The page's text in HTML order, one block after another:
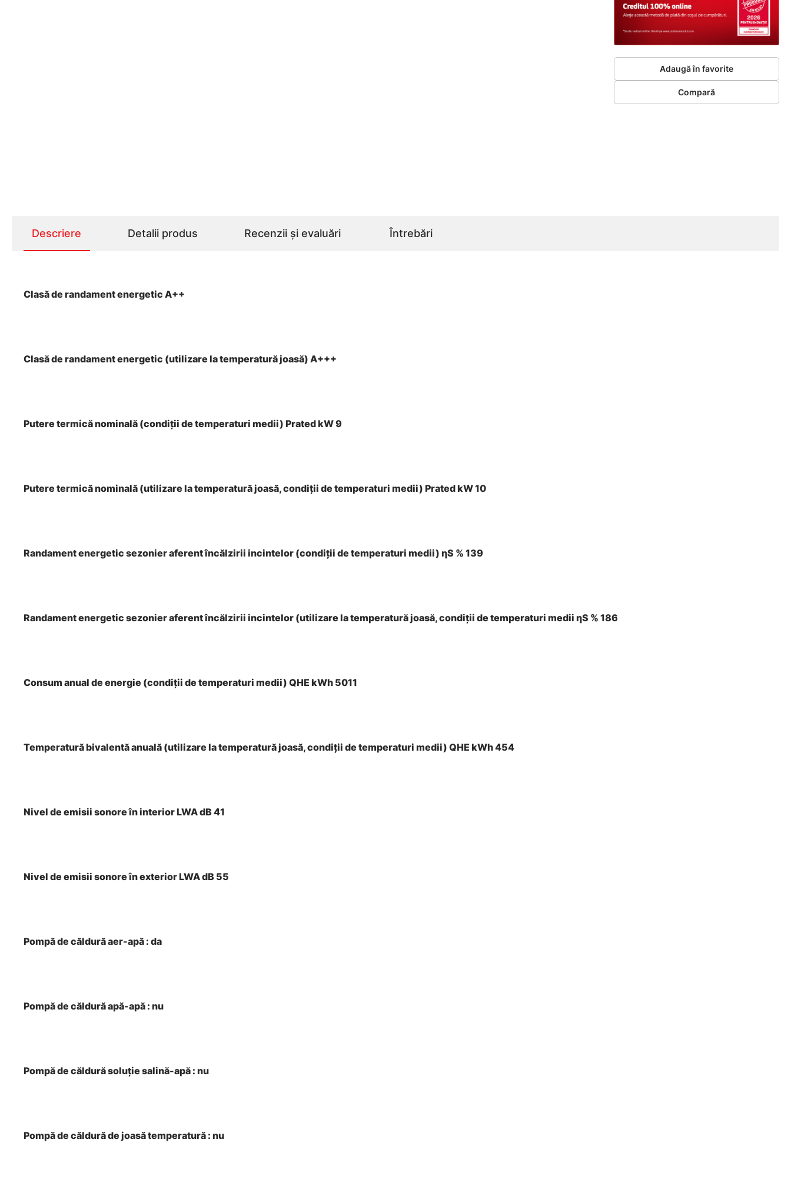
Adaugă în favorite
Compară
Descriere Detalii produs Recenzii și evaluări Întrebări
Clasă de randament energetic A++
Clasă de randament energetic (utilizare la temperatură joasă) A+++
Putere termică nominală (condiţii de temperaturi medii) Prated kW 9
Putere termică nominală (utilizare la temperatură joasă, condiţii de temperaturi medii) Prated kW 10
Randament energetic sezonier aferent încălzirii incintelor (condiţii de temperaturi medii) ηS % 139
Randament energetic sezonier aferent încălzirii incintelor (utilizare la temperatură joasă, condiţii de temperaturi medii ηS % 186
Consum anual de energie (condiţii de temperaturi medii) QHE kWh 5011
Temperatură bivalentă anuală (utilizare la temperatură joasă, condiţii de temperaturi medii) QHE kWh 454
Nivel de emisii sonore în interior LWA dB 41
Nivel de emisii sonore în exterior LWA dB 55
Pompă de căldură aer-apă : da
Pompă de căldură apă-apă : nu
Pompă de căldură soluţie salină-apă : nu
Pompă de căldură de joasă temperatură : nu